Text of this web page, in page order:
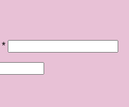
*Påkrævet